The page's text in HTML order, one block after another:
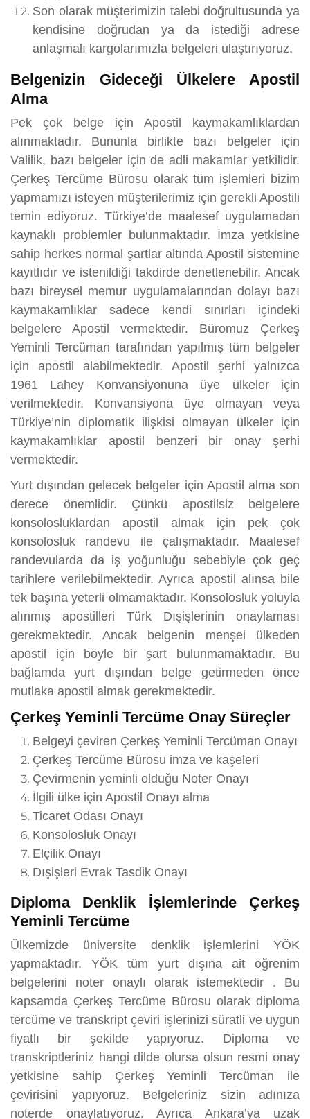
Son olarak müşterimizin talebi doğrultusunda ya
kendisine doğrudan ya da istediği adrese
anlaşmalı kargolarımızla belgeleri ulaştırıyoruz.
Belgenizin Gideceği Ülkelere Apostil
Alma
Pek çok belge için Apostil kaymakamlıklardan
alınmaktadır. Bununla birlikte bazı belgeler için
Valilik, bazı belgeler için de adli makamlar yetkilidir.
Çerkeş Tercüme Bürosu olarak tüm işlemleri bizim
yapmamızı isteyen müşterilerimiz için gerekli Apostili
temin ediyoruz. Türkiye’de maalesef uygulamadan
kaynaklı problemler bulunmaktadır. İmza yetkisine
sahip herkes normal şartlar altında Apostil sistemine
kayıtlıdır ve istenildiği takdirde denetlenebilir. Ancak
bazı bireysel memur uygulamalarından dolayı bazı
kaymakamlıklar sadece kendi sınırları içindeki
belgelere Apostil vermektedir. Büromuz Çerkeş
Yeminli Tercüman tarafından yapılmış tüm belgeler
için apostil alabilmektedir. Apostil şerhi yalnızca
1961 Lahey Konvansiyonuna üye ülkeler için
verilmektedir. Konvansiyona üye olmayan veya
Türkiye’nin diplomatik ilişkisi olmayan ülkeler için
kaymakamlıklar apostil benzeri bir onay şerhi
vermektedir.
Yurt dışından gelecek belgeler için Apostil alma son
derece önemlidir. Çünkü apostilsiz belgelere
konsolosluklardan apostil almak için pek çok
konsolosluk randevu ile çalışmaktadır. Maalesef
randevularda da iş yoğunluğu sebebiyle çok geç
tarihlere verilebilmektedir. Ayrıca apostil alınsa bile
tek başına yeterli olmamaktadır. Konsolosluk yoluyla
alınmış apostilleri Türk Dışişlerinin onaylaması
gerekmektedir. Ancak belgenin menşei ülkeden
apostil için böyle bir şart bulunmamaktadır. Bu
bağlamda yurt dışından belge getirmeden önce
mutlaka apostil almak gerekmektedir.
Çerkeş Yeminli Tercüme Onay Süreçler
Belgeyi çeviren Çerkeş Yeminli Tercüman Onayı
Çerkeş Tercüme Bürosu imza ve kaşeleri
Çevirmenin yeminli olduğu Noter Onayı
İlgili ülke için Apostil Onayı alma
Ticaret Odası Onayı
Konsolosluk Onayı
Elçilik Onayı
Dışişleri Evrak Tasdik Onayı
Diploma Denklik İşlemlerinde Çerkeş
Yeminli Tercüme
Ülkemizde üniversite denklik işlemlerini YÖK
yapmaktadır. YÖK tüm yurt dışına ait öğrenim
belgelerini noter onaylı olarak istemektedir . Bu
kapsamda Çerkeş Tercüme Bürosu olarak diploma
tercüme ve transkript çeviri işlerinizi süratli ve uygun
fiyatlı bir şekilde yapıyoruz. Diploma ve
transkriptleriniz hangi dilde olursa olsun resmi onay
yetkisine sahip Çerkeş Yeminli Tercüman ile
çevirisini yapıyoruz. Belgeleriniz sizin adınıza
noterde onaylatıyoruz. Ayrıca Ankara’ya uzak